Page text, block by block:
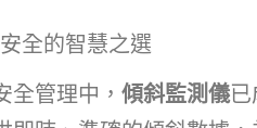
全的智慧之選
管理中， 傾斜監測儀已